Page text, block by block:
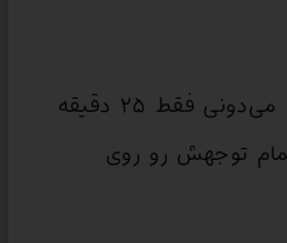
چون می‌دونی فقط ۲۵ دقیقه
توجهش رو روی